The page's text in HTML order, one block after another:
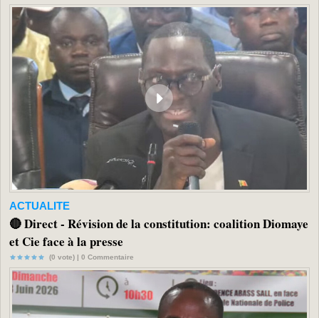
ACTUALITE
🔴 Direct - Révision de la constitution: coalition Diomaye
et Cie face à la presse
(0 vote) | 0 Commentaire